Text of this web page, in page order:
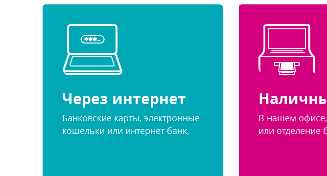
Через интернет
Банковские карты, электронные
кошельки или интернет банк.
нашем офисе,
или отделение